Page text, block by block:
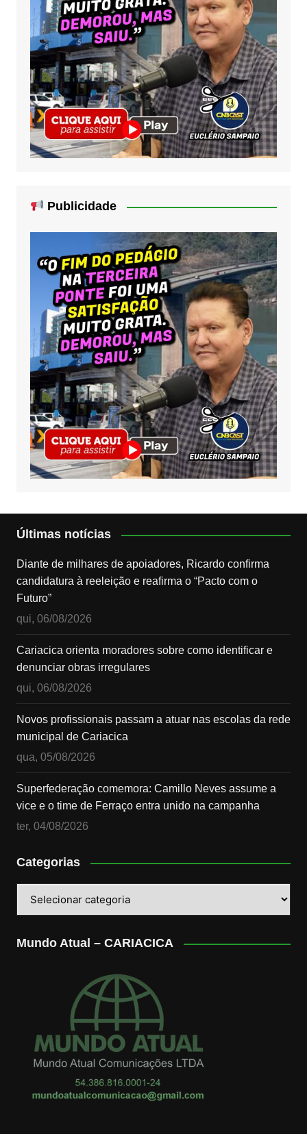
Publicidade
Últimas notícias
Diante de milhares de apoiadores, Ricardo confirma
candidatura à reeleição e reafirma o “Pacto com o
Futuro”
qui, 06/08/2026
Cariacica orienta moradores sobre como identificar e
denunciar obras irregulares
qui, 06/08/2026
Novos profissionais passam a atuar nas escolas da rede
municipal de Cariacica
qua, 05/08/2026
Superfederação comemora: Camillo Neves assume a
vice e o time de Ferraço entra unido na campanha
ter, 04/08/2026
Categorias
Mundo Atual – CARIACICA